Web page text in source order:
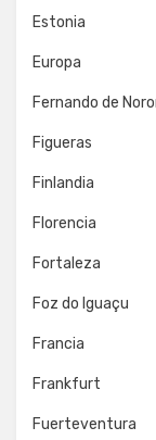
Estonia
Europa
Fernando de
Figueras
Finlandia
Florencia
Fortaleza
Foz do Iguaçu
Francia
Frankfurt
Fuerteventura